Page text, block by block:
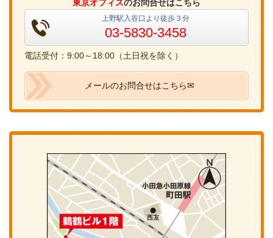
東京オフィスのお問合せはこちら
上野駅入谷口より徒歩３分
03-5830-3458
電話受付：9:00～18:00（土日祝を除く）
メールのお問合せはこちら✉